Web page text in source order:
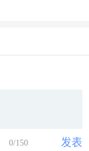
发表
0/150